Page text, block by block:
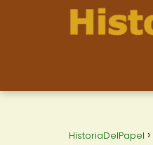
HistoriaDelPapel